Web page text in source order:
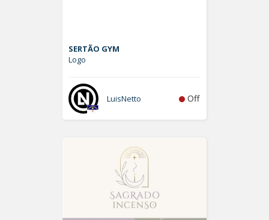
SERTÃO GYM
Logo
LuisNetto Off